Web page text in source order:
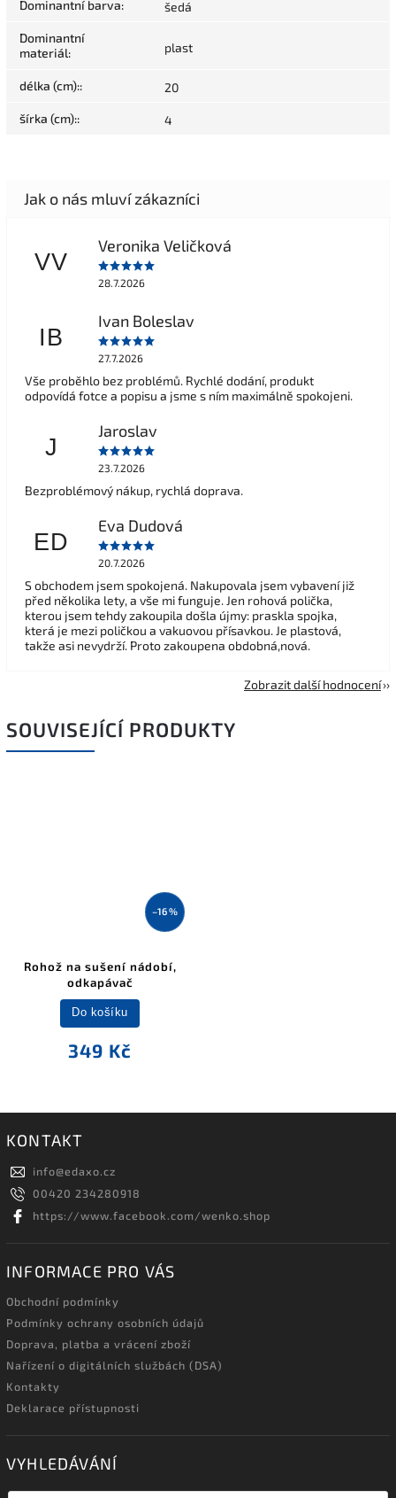
Dominantní barva: šedá
Dominantní
materiál: plast
délka (cm):: 20
šírka (cm):: 4
VV
Veronika Veličková
28.7.2026
IB
Ivan Boleslav
27.7.2026
Vše proběhlo bez problémů. Rychlé dodání, produkt
odpovídá fotce a popisu a jsme s ním maximálně spokojeni.
J
Jaroslav
23.7.2026
Bezproblémový nákup, rychlá doprava.
ED
Eva Dudová
20.7.2026
S obchodem jsem spokojená. Nakupovala jsem vybavení již
před několika lety, a vše mi funguje. Jen rohová polička,
kterou jsem tehdy zakoupila došla újmy: praskla spojka,
která je mezi poličkou a vakuovou přísavkou. Je plastová,
takže asi nevydrží. Proto zakoupena obdobná,nová.
Zobrazit další hodnocení
SOUVISEJÍCÍ PRODUKTY
–16 %
Rohož na sušení nádobí,
odkapávač
349 Kč
Do košíku
KONTAKT
info@edaxo.cz
00420 234280918
https://www.facebook.com/wenko.shop
INFORMACE PRO VÁS
Obchodní podmínky
Podmínky ochrany osobních údajů
Doprava, platba a vrácení zboží
Nařízení o digitálních službách (DSA)
Kontakty
Deklarace přístupnosti
VYHLEDÁVÁNÍ